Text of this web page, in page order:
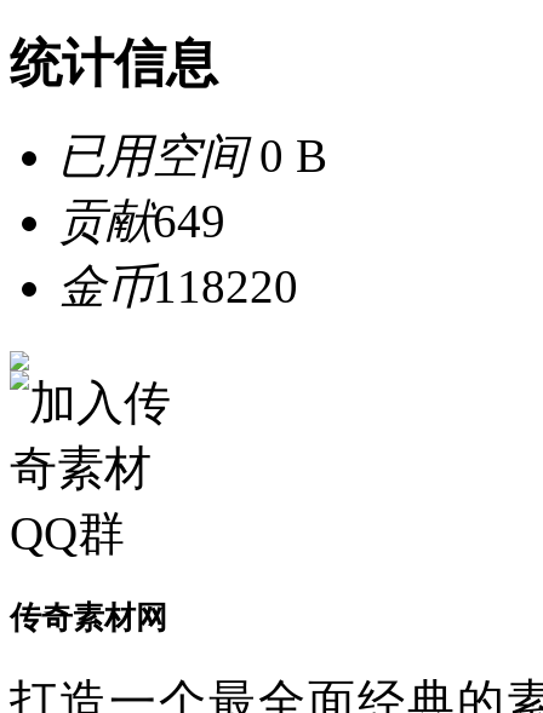
统计信息
已用空间0 B
贡献649
金币118220
传奇素材网
打造一个最全面经典的